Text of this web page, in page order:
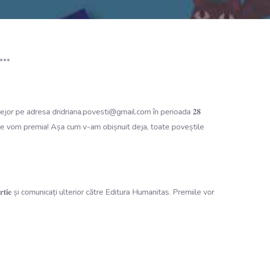
pe adresa dridriana.povesti@gmail.comîn perioada 𝟐𝟖
vom premia! Așa cum v-am obișnuit deja, toate poveștile
și comunicați ulterior către Editura Humanitas. Premiile vor